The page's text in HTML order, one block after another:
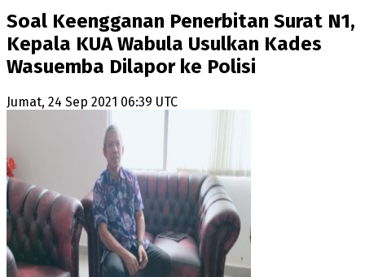
Soal Keengganan Penerbitan Surat N1,
Kepala KUA Wabula Usulkan Kades
Wasuemba Dilapor ke Polisi
Jumat, 24 Sep 2021 06:39 UTC